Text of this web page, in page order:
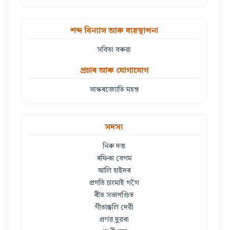
শব্দ বিন্যাস আৰু ব্যৱস্থাপনা
সবিতা বৰুৱা
প্ৰচাৰ আৰু যোগাযোগ
ভাস্কৰজ্যোতি মহন্ত
সদস্য
নিৰু দত্ত
ৰফিকা বেগম
আলি হাইদৰ
প্ৰগতি চাংমাই গগৈ
ৰীত সভাপণ্ডিত
গীতাঞ্জলি দেৱী
প্ৰণৱ দুৱৰা